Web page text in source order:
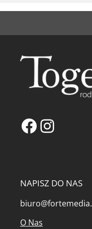
Facebook
NAPISZ DO NAS
O Nas